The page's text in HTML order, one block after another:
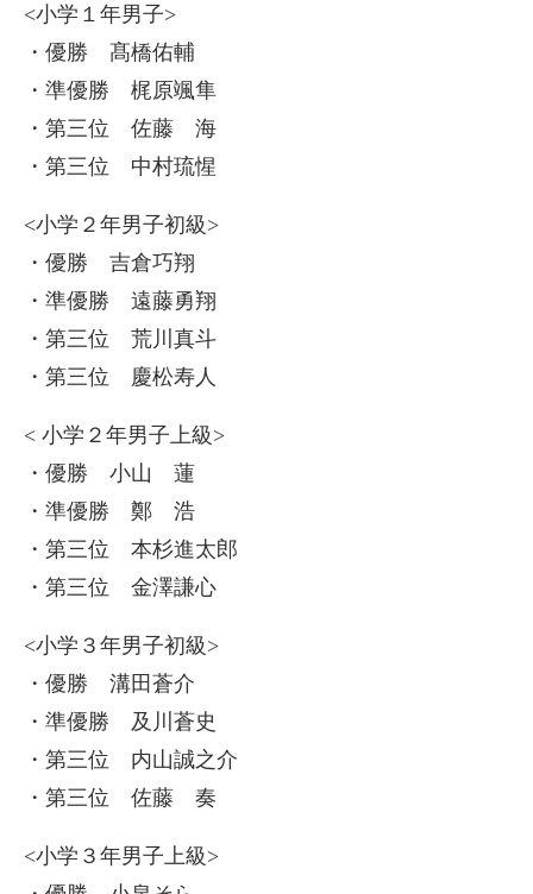
<小学１年男子>
・優勝 髙橋佑輔
・準優勝 梶原颯隼
・第三位 佐藤 海
・第三位 中村琉惺
<小学２年男子初級>
・優勝 吉倉巧翔
・準優勝 遠藤勇翔
・第三位 荒川真斗
・第三位 慶松寿人
< 小学２年男子上級>
・優勝 小山 蓮
・準優勝 鄭 浩
・第三位 本杉進太郎
・第三位 金澤謙心
<小学３年男子初級>
・優勝 溝田蒼介
・準優勝 及川蒼史
・第三位 内山誠之介
・第三位 佐藤 奏
<小学３年男子上級>